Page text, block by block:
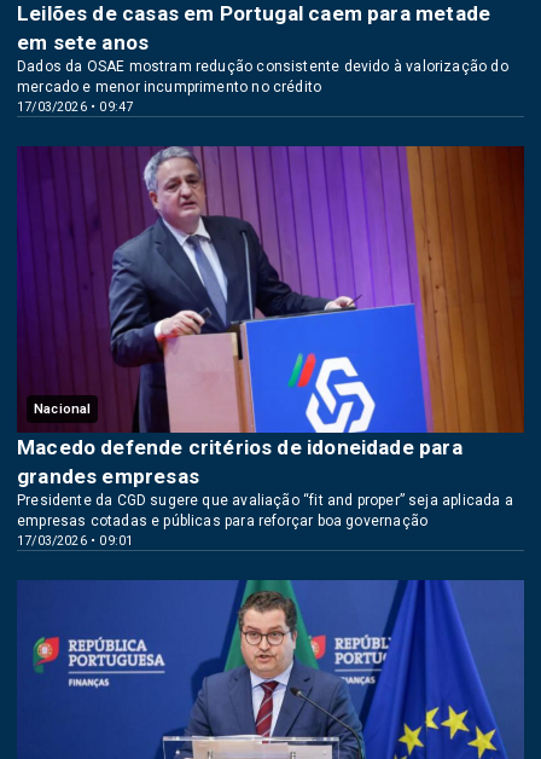
17/03/2026 • 09:47
Leilões de casas em Portugal caem para metade
em sete anos
Dados da OSAE mostram redução consistente devido à valorização do
mercado e menor incumprimento no crédito
Nacional
17/03/2026 • 09:01
Macedo defende critérios de idoneidade para
grandes empresas
Presidente da CGD sugere que avaliação “fit and proper” seja aplicada a
empresas cotadas e públicas para reforçar boa governação